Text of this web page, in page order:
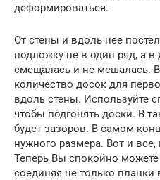
деформироваться.
От стены и вдоль нее
подложку не в один ряд, а
смещалась и не мешалась.
количество досок для
вдоль стены. Используйте
чтобы подгонять доски. В
будет зазоров. В самом
нужного размера. Вот и
Теперь Вы спокойно можете
соединяя не только планки